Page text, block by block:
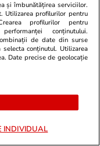
și îmbunătățirea serviciilor.
Utilizarea profilurilor pentru
profilurilor pentru
conținutului.
de date din surse
conținutul. Utilizarea
Date precise de geolocație
INDIVIDUAL